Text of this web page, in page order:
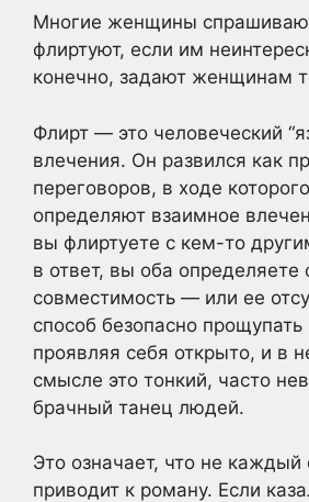
Многие женщины
флиртуют, если им
конечно, задают женщинам
Флирт — это человеческий
влечения. Он развился как
переговоров, в ходе
определяют взаимное
вы флиртуете с кем-то
в ответ, вы оба определяете
совместимость — или ее
способ безопасно прощупать
проявляя себя открыто, и в
смысле это тонкий, часто
брачный танец людей.
Это означает, что не каждый
приводит к роману. Если